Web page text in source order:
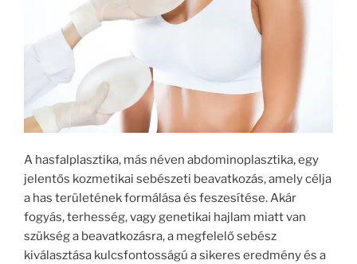
A hasfalplasztika, más néven abdominoplasztika, egy
jelentős kozmetikai sebészeti beavatkozás, amely célja
a has területének formálása és feszesítése. Akár
fogyás, terhesség, vagy genetikai hajlam miatt van
szükség a beavatkozásra, a megfelelő sebész
kiválasztása kulcsfontosságú a sikeres eredmény és a